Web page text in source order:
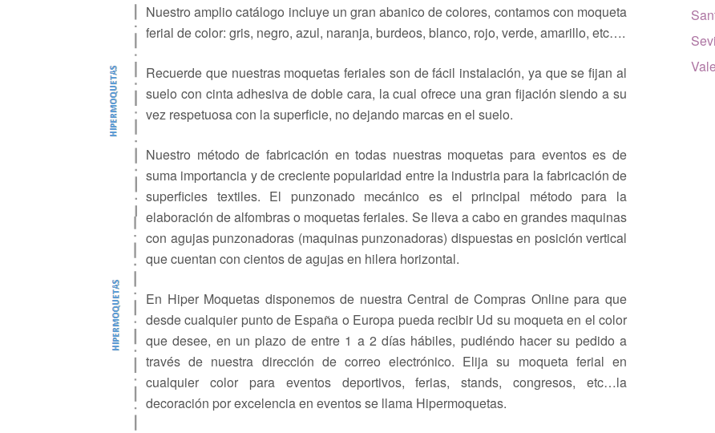
Nuestro amplio catálogo incluye un gran abanico de colores, contamos con moqueta
ferial de color: gris, negro, azul, naranja, burdeos, blanco, rojo, verde, amarillo, etc….
Recuerde que nuestras moquetas feriales son de fácil instalación, ya que se fijan al
suelo con cinta adhesiva de doble cara, la cual ofrece una gran fijación siendo a su
vez respetuosa con la superficie, no dejando marcas en el suelo.
Nuestro método de fabricación en todas nuestras moquetas para eventos es de
suma importancia y de creciente popularidad entre la industria para la fabricación de
superficies textiles. El punzonado mecánico es el principal método para la
elaboración de alfombras o moquetas feriales. Se lleva a cabo en grandes maquinas
con agujas punzonadoras (maquinas punzonadoras) dispuestas en posición vertical
que cuentan con cientos de agujas en hilera horizontal.
En Hiper Moquetas disponemos de nuestra Central de Compras Online para que
desde cualquier punto de España o Europa pueda recibir Ud su moqueta en el color
que desee, en un plazo de entre 1 a 2 días hábiles, pudiéndo hacer su pedido a
través de nuestra dirección de correo electrónico. Elija su moqueta ferial en
cualquier color para eventos deportivos, ferias, stands, congresos, etc…la
decoración por excelencia en eventos se llama Hipermoquetas.